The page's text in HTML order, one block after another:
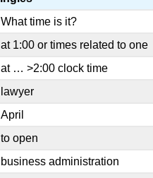
What time is it?
at 1:00 or times related to one
at … >2:00 clock time
lawyer
April
to open
business administration